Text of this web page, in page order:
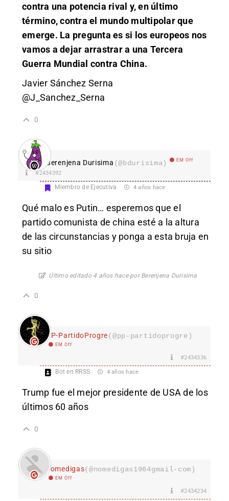
contra una potencia rival y, en último
término, contra el mundo multipolar que
emerge. La pregunta es si los europeos nos
vamos a dejar arrastrar a una Tercera
Guerra Mundial contra China.
Javier Sánchez Serna
@J_Sanchez_Serna
0
Berenjena Durisima (@bdurisima) EM Off
#2434392
Miembro de Ejecutiva 4 años hace
Qué malo es Putin… esperemos que el
partido comunista de china esté a la altura
de las circunstancias y ponga a esta bruja en
su sitio
Último editado 4 años hace por Berenjena Durisima
0
PP-PartidoProgre(@pp-partidoprogre)
EM Off
#2434336
Bot en RRSS 4 años hace
Trump fue el mejor presidente de USA de los
últimos 60 años
0
nomedigas(@nomedigas1964gmail-com)
EM Off
#2434234